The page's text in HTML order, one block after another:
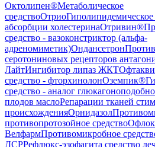
Октолипен®Метаболическое
средствоОтрио
абсорбции холестеринаОтривин®
средство - вазоконстриктор (альфа-
адреномиметик)Ондансетрон
серотониновых рецепторов
ЛайтИнгибитор липаз ЖКТ
средство - фторхинолонОземпик®
средство - аналог
плодов маслоРепарации тканей
происхожденияОрнидазол
противопротозойное средство
ВелфармПротивомикробное
ДСРРефлюкс-эзофагита средство